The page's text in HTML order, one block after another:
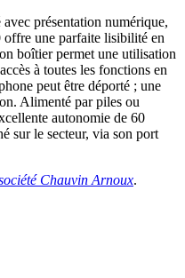
présentation numérique,
offre une parfaite lisibilité en
boîtier permet une utilisation
à toutes les fonctions en
peut être déporté ; une
Alimenté par piles ou
autonomie de 60
sur le secteur, via son port
Chauvin Arnoux.